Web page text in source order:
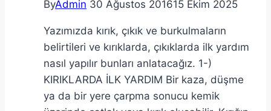
ByAdmin 30 Ağustos 201615 Ekim 2025
Yazımızda kırık, çıkık ve burkulmaların
belirtileri ve kırıklarda, çıkıklarda ilk yardım
nasıl yapılır bunları anlatacağız. 1-)
KIRIKLARDA İLK YARDIM Bir kaza, düşme
ya da bir yere çarpma sonucu kemik